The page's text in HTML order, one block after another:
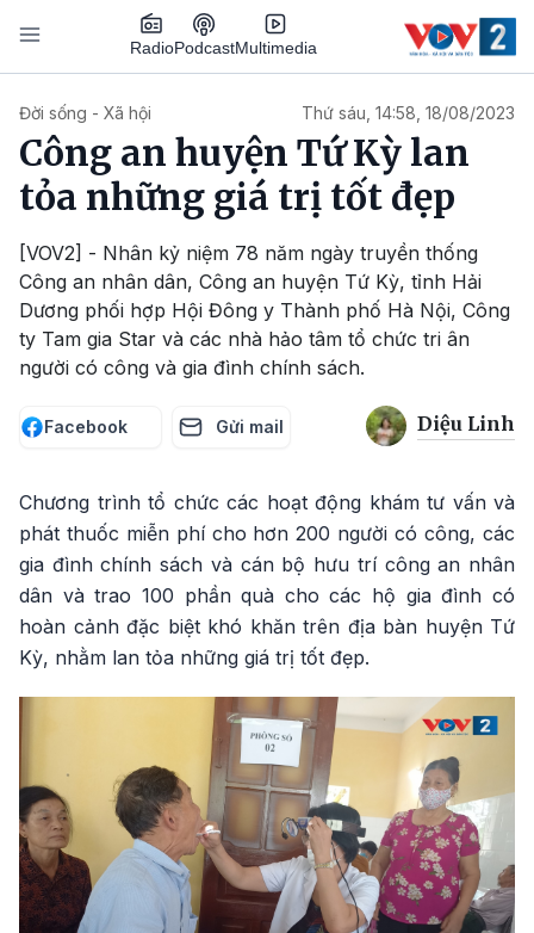
Nhảy đến nội dung
RadioPodcastMultimedia
Đời sống - Xã hội Thứ sáu, 14:58, 18/08/2023
Công an huyện Tứ Kỳ lan
tỏa những giá trị tốt đẹp
[VOV2] - Nhân kỷ niệm 78 năm ngày truyền thống
Công an nhân dân, Công an huyện Tứ Kỳ, tỉnh Hải
Dương phối hợp Hội Đông y Thành phố Hà Nội, Công
ty Tam gia Star và các nhà hảo tâm tổ chức tri ân
người có công và gia đình chính sách.
Facebook Gửi mail Diệu Linh
Chương trình tổ chức các hoạt động khám tư vấn và
phát thuốc miễn phí cho hơn 200 người có công, các
gia đình chính sách và cán bộ hưu trí công an nhân
dân và trao 100 phần quà cho các hộ gia đình có
hoàn cảnh đặc biệt khó khăn trên địa bàn huyện Tứ
Kỳ, nhằm lan tỏa những giá trị tốt đẹp.